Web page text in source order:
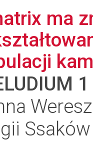
ma
1
Ssaków